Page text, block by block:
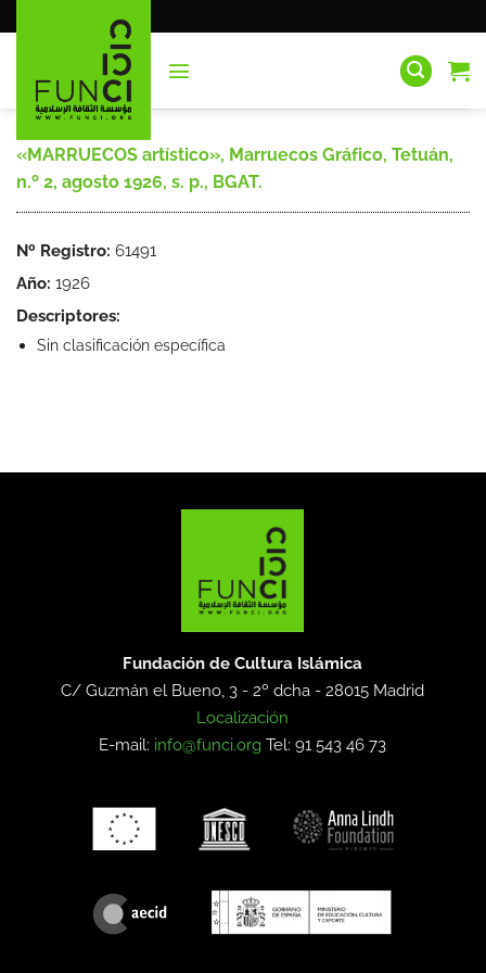
al
«MARRUECOS artístico», Marruecos Gráfico, Tetuán,
n.º 2, agosto 1926, s. p., BGAT.
Nº Registro: 61491
Año: 1926
Descriptores:
Sin clasificación específica
Fundación de Cultura Islámica
C/ Guzmán el Bueno, 3 - 2º dcha -28015 Madrid
Localización
E-mail: info@funci.org Tel: 91 543 46 73